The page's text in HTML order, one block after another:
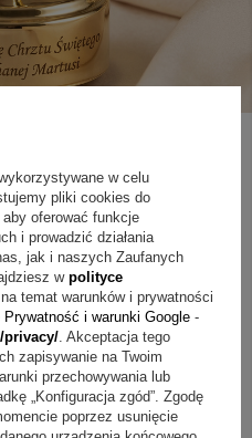
niewystarczający, prześlij nam
Postaramy się odpowiedzieć tak
Dane są przetwarzane zgodnie z
akceptujesz jej postanowienia.
w celu
pliki cookies do
aby oferować funkcje
i prowadzić działania
jak i naszych Zaufanych
w polityce
temat warunków i prywatności
Prywatność i warunki Google -
privacy/. Akceptacja tego
zapisywanie na Twoim
przechowywania lub
„Konfiguracja zgód”. Zgodę
poprzez usunięcie